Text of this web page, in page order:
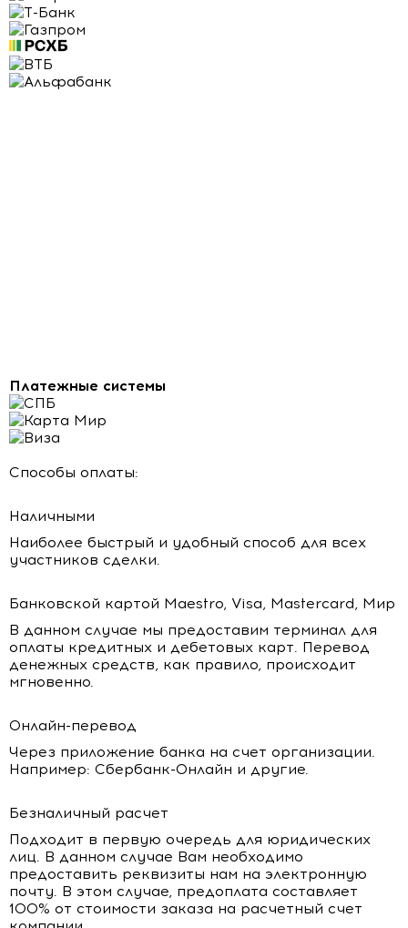
Платежные системы
Способы оплаты:
Наличными
Наиболее быстрый и удобный способ для всех
участников сделки.
Банковской картой Maestro, Visa, Mastercard, Мир
В данном случае мы предоставим терминал для
оплаты кредитных и дебетовых карт. Перевод
денежных средств, как правило, происходит
мгновенно.
Онлайн-перевод
Через приложение банка на счет организации.
Например: Сбербанк-Онлайн и другие.
Безналичный расчет
Подходит в первую очередь для юридических
лиц. В данном случае Вам необходимо
предоставить реквизиты нам на электронную
почту. В этом случае, предоплата составляет
100% от стоимости заказа на расчетный счет